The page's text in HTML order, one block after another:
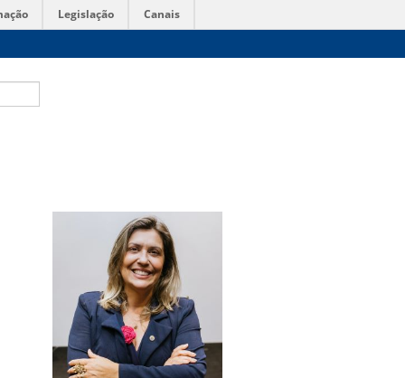
Legislação Canais